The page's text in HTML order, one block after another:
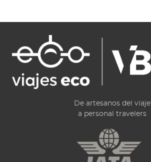
De artesanos del viaje
a personal travelers